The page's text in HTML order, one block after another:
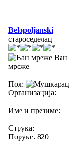
Belopoljanski
староседелац
Ван
мреже
Пол:
Организација:
Име и презиме:
Струка:
Поруке: 820